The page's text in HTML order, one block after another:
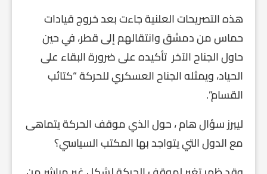
هذه التصريحات العلنية جاءت بعد خروج قيادات
حماس من دمشق وانتقالهم إلى قطر، في حين
حاول الجناح الآخر تأكيده على ضرورة البقاء على
الحياد، ويمثله الجناح العسكري للحركة “كتائب
القسام”.
ليبرز سؤال هام ، حول الذي موقف الحركة يتماهى
مع الدول التي يتواجد بها المكتب السياسي؟